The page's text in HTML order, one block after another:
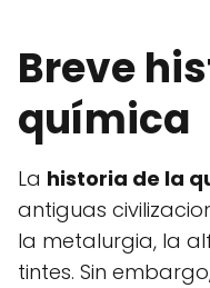
Breve
química
La historia de la
antiguas
la metalurgia, la
tintes. Sin